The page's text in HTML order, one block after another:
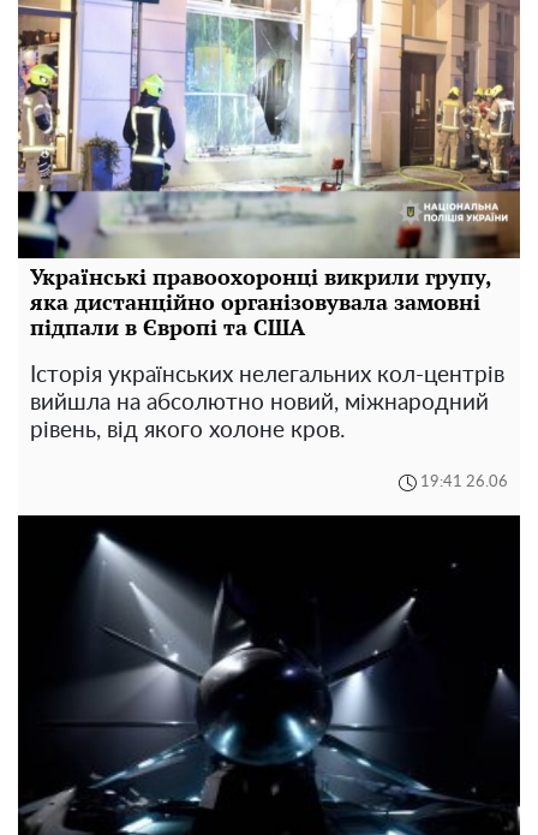
Українські правоохоронці викрили групу,
яка дистанційно організовувала замовні
підпали в Європі та США
Історія українських нелегальних кол-центрів
вийшла на абсолютно новий, міжнародний
рівень, від якого холоне кров.
19:41 26.06